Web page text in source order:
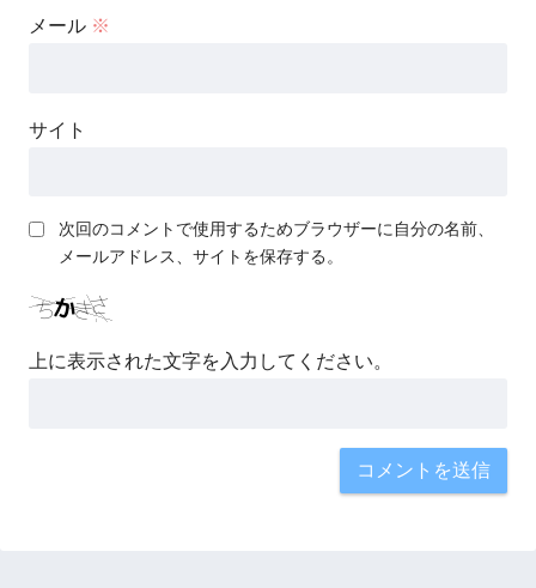
メール ※
サイト
次回のコメントで使用するためブラウザーに自分の名前、
メールアドレス、サイトを保存する。
上に表示された文字を入力してください。